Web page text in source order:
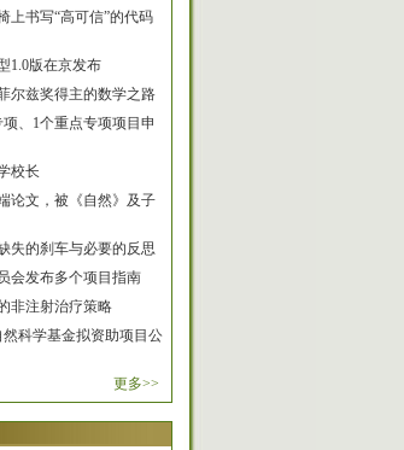
上书写“高可信”的代码
1.0版在京发布
尔兹奖得主的数学之路
、1个重点专项项目申
校长
论文，被《自然》及子
失的刹车与必要的反思
会发布多个项目指南
非注射治疗策略
科学基金拟资助项目公
更多>>